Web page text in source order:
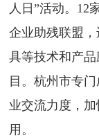
人日”活动。12
企业助残联盟
具等技术和产
目。杭州市专
业交流力度，
用。